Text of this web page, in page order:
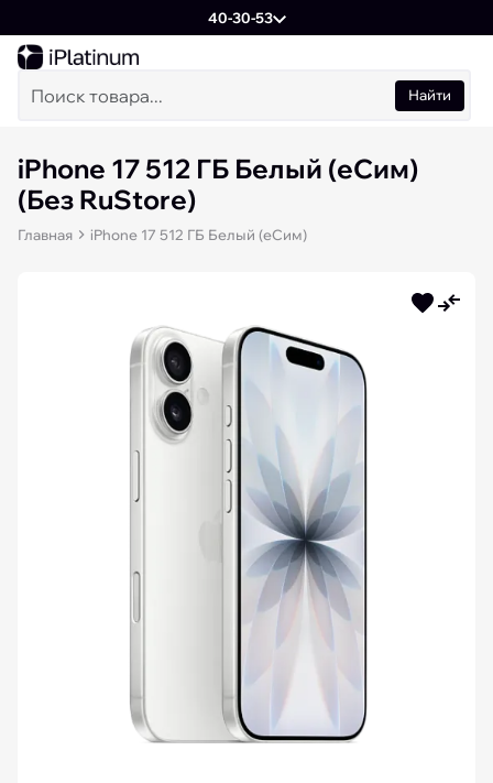
40-30-53
Найти
iPhone 17 512 ГБ Белый (еСим)
(Без RuStore)
Главная iPhone 17 512 ГБ Белый (еСим)